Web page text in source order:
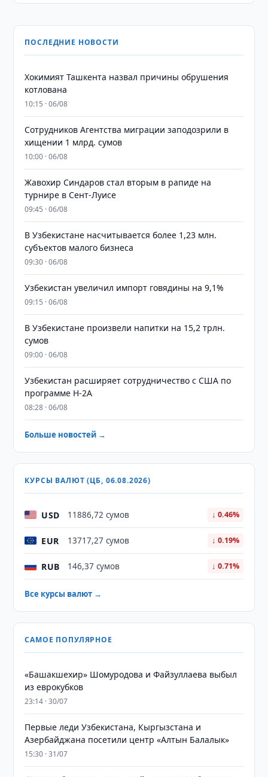
ПОСЛЕДНИЕ НОВОСТИ
Хокимият Ташкента назвал причины обрушения
котлована
10:15 · 06/08
Сотрудников Агентства миграции заподозрили в
хищении 1 млрд. сумов
10:00 · 06/08
Жавохир Синдаров стал вторым в рапиде на
турнире в Сент-Луисе
09:45 · 06/08
В Узбекистане насчитывается более 1,23 млн.
субъектов малого бизнеса
09:30 · 06/08
Узбекистан увеличил импорт говядины на 9,1%
09:15 · 06/08
В Узбекистане произвели напитки на 15,2 трлн.
сумов
09:00 · 06/08
Узбекистан расширяет сотрудничество с США по
программе H-2A
08:28 · 06/08
Больше новостей →
КУРСЫ ВАЛЮТ (ЦБ, 06.08.2026)
USD 11886,72 сумов ↓ 0.46%
EUR 13717,27 сумов ↓ 0.19%
RUB 146,37 сумов ↓ 0.71%
Все курсы валют →
САМОЕ ПОПУЛЯРНОЕ
«Башакшехир» Шомуродова и Файзуллаева выбыл
из еврокубков
23:14 · 30/07
Первые леди Узбекистана, Кыргызстана и
Азербайджана посетили центр «Алтын Балалык»
15:30 · 31/07